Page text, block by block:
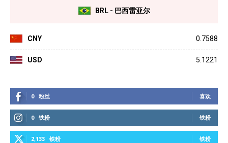
BRL - 巴西雷亚尔
CNY 0.7588
USD 5.1221
0 粉丝 喜欢
0 铁粉 铁粉
2,133 铁粉 铁粉